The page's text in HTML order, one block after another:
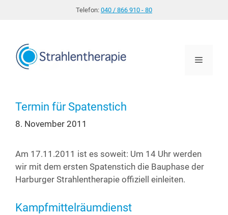
Telefon: 040 / 866 910 - 80
Menü
Termin für Spatenstich
8. November 2011
Am 17.11.2011 ist es soweit: Um 14 Uhr wer­den
wir mit dem ers­ten Spa­ten­stich die Bau­pha­se der
Har­bur­ger Strah­len­the­ra­pie offi­zi­ell einleiten.
Kampfmittelräumdienst